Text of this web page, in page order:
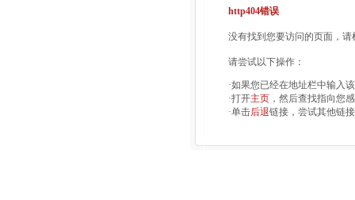
http404错误
没有找到您要访问的页面，
请尝试以下操作：
·如果您已经在地址栏中输入
·打开主页 ，然后查找指向您
·单击后退链接，尝试其他链